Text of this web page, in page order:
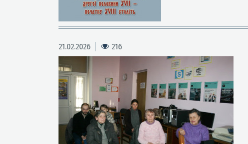
21.02.2026 216